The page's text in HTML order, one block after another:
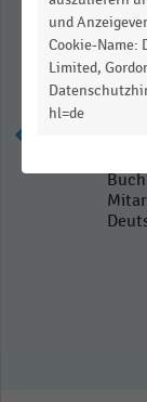
und
Cookie-Name:
Limited,
hl=de